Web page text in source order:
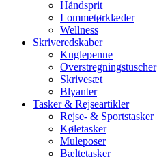
Håndsprit
Lommetørklæder
Wellness
Skriveredskaber
Kuglepenne
Overstregningstuscher
Skrivesæt
Blyanter
Tasker & Rejseartikler
Rejse- & Sportstasker
Køletasker
Muleposer
Bæltetasker